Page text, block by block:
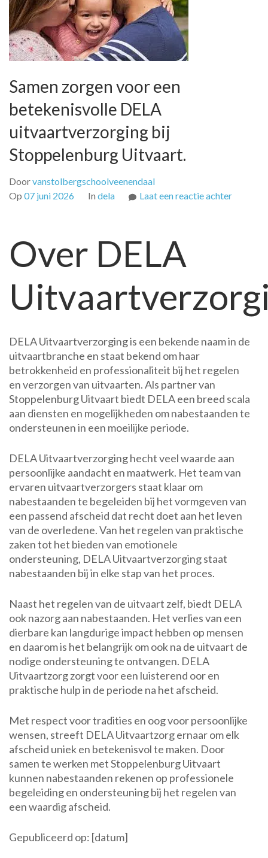
Samen zorgen voor een
betekenisvolle DELA
uitvaartverzorging bij
Stoppelenburg Uitvaart.
Doorvanstolbergschoolveenendaal
Op 07 juni 2026 In dela Laat een reactie achterop
bij
Uitvaart.
Over DELA
DELA Uitvaartverzorging is een bekende naam in de
uitvaartbranche en staat bekend om haar
betrokkenheid en professionaliteit bij het regelen
en verzorgen van uitvaarten. Als partner van
Stoppelenburg Uitvaart biedt DELA een breed scala
aan diensten en mogelijkheden om nabestaanden te
ondersteunen in een moeilijke periode.
DELA Uitvaartverzorging hecht veel waarde aan
persoonlijke aandacht en maatwerk. Het team van
ervaren uitvaartverzorgers staat klaar om
nabestaanden te begeleiden bij het vormgeven van
een passend afscheid dat recht doet aan het leven
van de overledene. Van het regelen van praktische
zaken tot het bieden van emotionele
ondersteuning, DELA Uitvaartverzorging staat
nabestaanden bij in elke stap van het proces.
Naast het regelen van de uitvaart zelf, biedt DELA
ook nazorg aan nabestaanden. Het verlies van een
dierbare kan langdurige impact hebben op mensen
en daarom is het belangrijk om ook na de uitvaart de
nodige ondersteuning te ontvangen. DELA
Uitvaartzorg zorgt voor een luisterend oor en
praktische hulp in de periode na het afscheid.
Met respect voor tradities en oog voor persoonlijke
wensen, streeft DELA Uitvaartzorg ernaar om elk
afscheid uniek en betekenisvol te maken. Door
samen te werken met Stoppelenburg Uitvaart
kunnen nabestaanden rekenen op professionele
begeleiding en ondersteuning bij het regelen van
een waardig afscheid.
Gepubliceerd op: [datum]